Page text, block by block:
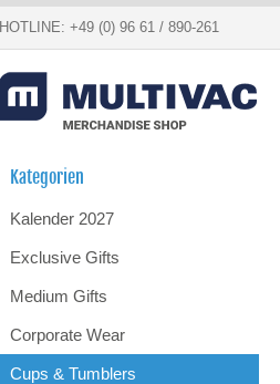
HOTLINE: +49 (0) 96 61 / 890-261
Kategorien
Kalender 2027
Exclusive Gifts
Medium Gifts
Corporate Wear
Cups & Tumblers